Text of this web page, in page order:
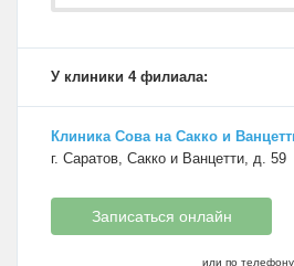
У клиники 4 филиала:
Клиника Сова на Сакко и
г. Саратов, Сакко и Ванцетти, д. 59
Записаться онлайн
или по телефону